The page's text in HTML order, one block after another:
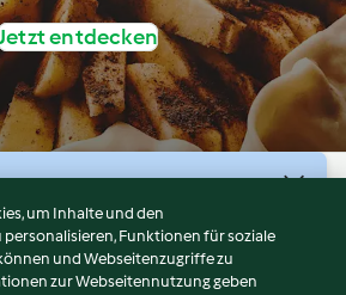
entdecken
um Inhalte und den
Funktionen für soziale
und Webseitenzugriffe zu
zur Webseitennutzung geben